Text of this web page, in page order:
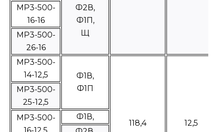
Ф2В,
Ф1П,
Щ
МР3-500-
16-16
МР3-500-
26-16
МР3-500-
14-12,5
Ф1В,
Ф1П
118,4 12,5
МР3-500-
25-12,5
МР3-500-
Ф1В,